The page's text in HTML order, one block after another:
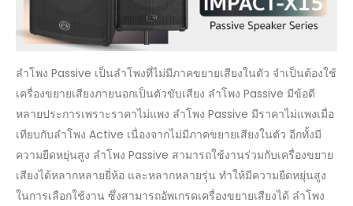
SPEAKER
ลำโพง Passive เป็นลำโพงที่ไม่มีภาคขยายเสียงในตัว จำเป็นต้องใช้
เครื่องขยายเสียงภายนอกเป็นตัวขับเสียง ลำโพง Passive มีข้อดี
หลายประการเพราะราคาไม่แพง ลำโพง Passive มีราคาไม่แพงเมื่อ
เทียบกับลำโพง Active เนื่องจากไม่มีภาคขยายเสียงในตัว อีกทั้งมี
ความยืดหยุ่นสูง ลำโพง Passive สามารถใช้งานร่วมกับเครื่องขยาย
เสียงได้หลากหลายยี่ห้อ และหลากหลายรุ่น ทำให้มีความยืดหยุ่นสูง
ในการเลือกใช้งาน ซึ่งสามารถอัพเกรดเครื่องขยายเสียงได้ ลำโพง